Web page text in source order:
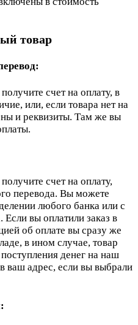
товар
счет на оплату, в
или, если товара нет на
и реквизиты. Там же вы
счет на оплату,
перевода. Вы можете
любого банка или с
вы оплатили заказ в
об оплате вы сразу же
в ином случае, товар
денег на наш
ваш адрес, если вы выбрали